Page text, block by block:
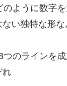
のように数字
い独特な形な
つのラインを
れ